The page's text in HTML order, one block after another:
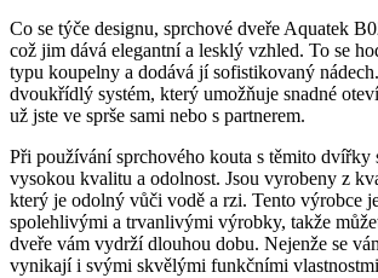
Co se týče designu, sprchové dveře Aquatek
což jim dává elegantní a lesklý vzhled. To se
typu koupelny a dodává jí sofistikovaný
dvoukřídlý systém, který umožňuje snadné
už jste ve sprše sami nebo s partnerem.
Při používání sprchového kouta s těmito dvířky
vysokou kvalitu a odolnost. Jsou vyrobeny z
který je odolný vůči vodě a rzi. Tento výrobce
spolehlivými a trvanlivými výrobky, takže
dveře vám vydrží dlouhou dobu. Nejenže se
vynikají i svými skvělými funkčními